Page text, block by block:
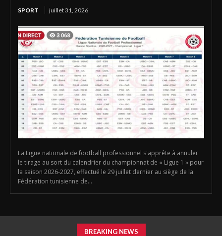
SPORT juillet 31, 2026
La Ligue nationale de football professionnel s'apprête à annuler
le tirage au sort du calendrier du championnat de « Ligue 1 » pour
la saison 2026-2027, effectué le 29 juillet dernier au siège de la
Fédération tunisienne de...
BREAKING NEWS